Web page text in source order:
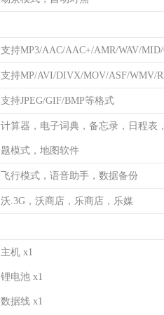
支持MP3/AAC/AAC+/AMR/WAV/
支持MP/AVI/DIVX/MOV/ASF/WMV/
支持JPEG/GIF/BMP等格式
计算器，电子词典，备忘录，日程表
题模式，地图软件
飞行模式，语音助手，数据备份
沃.3G，沃商店，乐商店，乐媒
主机 x1
锂电池 x1
数据线 x1